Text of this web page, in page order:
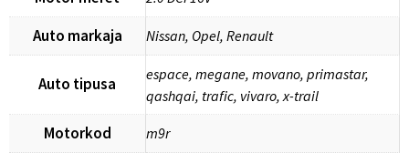
Auto markaja Nissan, Opel, Renault
Auto tipusa
espace, megane, movano, primastar,
qashqai, trafic, vivaro, x-trail
Motorkod m9r